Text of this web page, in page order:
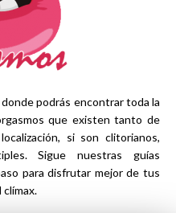
podrás encontrar toda la
que existen tanto de
si son clitorianos,
Sigue nuestras guías
para disfrutar mejor de tus
clímax.